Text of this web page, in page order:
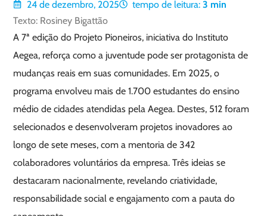
24 de dezembro, 2025 tempo de leitura: 3 min
Texto: Rosiney Bigattão
A 7ª edição do Projeto Pioneiros, iniciativa do Instituto
Aegea, reforça como a juventude pode ser protagonista de
mudanças reais em suas comunidades. Em 2025, o
programa envolveu mais de 1.700 estudantes do ensino
médio de cidades atendidas pela Aegea. Destes, 512 foram
selecionados e desenvolveram projetos inovadores ao
longo de sete meses, com a mentoria de 342
colaboradores voluntários da empresa. Três ideias se
destacaram nacionalmente, revelando criatividade,
responsabilidade social e engajamento com a pauta do